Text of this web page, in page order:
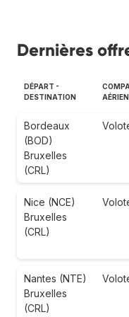
Dernières
DÉPART -
DESTINATION
Bordeaux
(BOD)
Bruxelles
(CRL)
Nice (NCE)
Bruxelles
(CRL)
Nantes (NTE)
Bruxelles
(CRL)